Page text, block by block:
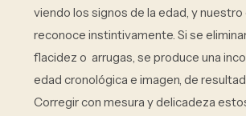
viendo los signos de la edad, y
reconoce instintivamente. Si se
flacidez o arrugas, se produce una
edad cronológica e imagen, de
Corregir con mesura y delicadeza